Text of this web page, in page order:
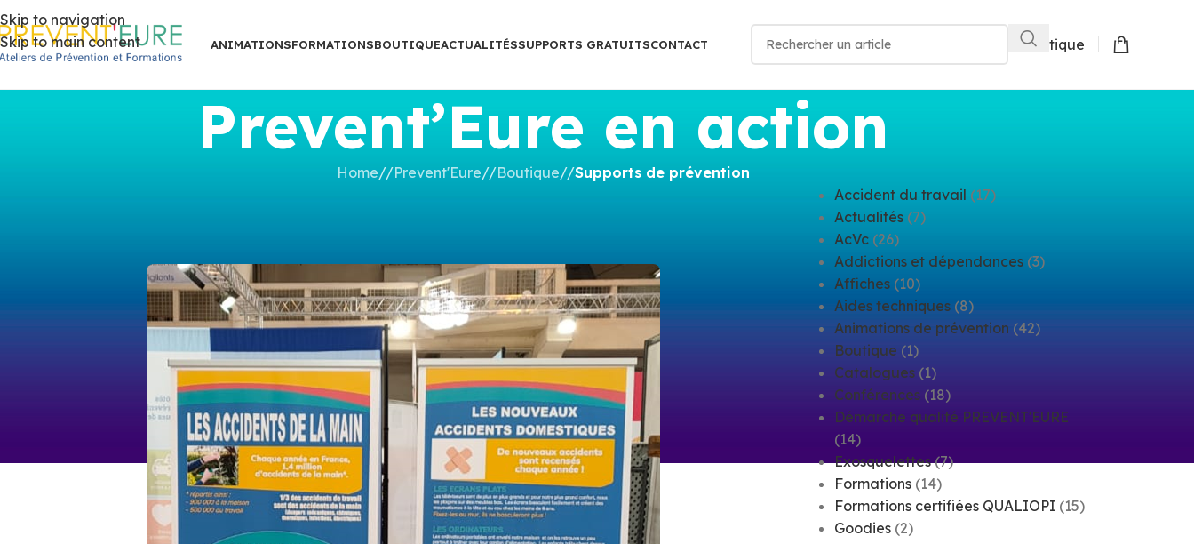
Skip to navigation
Skip to main content
ANIMATIONSFORMATIONSBOUTIQUEACTUALITÉSSUPPORTS GRATUITSCONTACT Boutique
Prevent’Eure en action
Home/ Prevent'Eure/ Boutique/ Supports de prévention
Accident du travail (17)
Actualités(7)
AcVc(26)
Addictions et dépendances(3)
Affiches(10)
Aides techniques(8)
Animations de prévention (42)
Boutique (1)
Catalogues(1)
Conférences(18)
Démarche qualité PREVENT'EURE
(14)
Exosquelettes(7)
Formations(14)
Formations certifiées QUALIOPI (15)
Goodies(2)